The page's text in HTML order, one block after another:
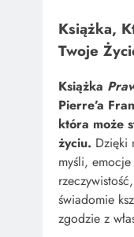
Książka,
Twoje
Książka
Pierre’a
która może
życiu. Dzięki
myśli,
świadomie
zgodzie z